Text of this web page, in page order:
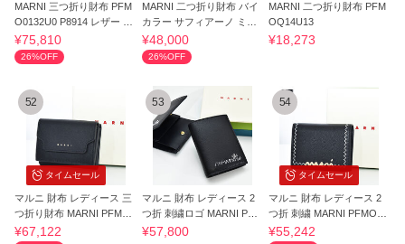
MARNI 三つ折り財布 PFM
O0132U0 P8914 レザー メ
タルロゴ
¥75,810
26%OFF
MARNI 二つ折り財布 バイ
カラー サフィアーノ ミニ
ウォレット
¥48,000
26%OFF
MARNI 二つ折り財布 PFM
OQ14U13
¥18,273
タイムセール
52
マルニ 財布 レディース 三
つ折り財布 MARNI PFMO0
124U0 LV520
¥67,122
53
マルニ 財布 レディース 2
つ折 刺繍ロゴ MARNI PFM
OQ14Q17 P6533
¥57,800
タイムセール
54
マルニ 財布 レディース 2
つ折 刺繍 MARNI PFMOQ
14Q11 P6533
¥55,242